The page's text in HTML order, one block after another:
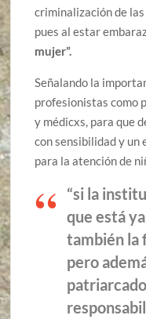
criminalización de
pues al estar
mujer”.
Señalando la
profesionistas como
y médicxs, para que
con sensibilidad y un
para la atención de
“si la
que está
también la
pero